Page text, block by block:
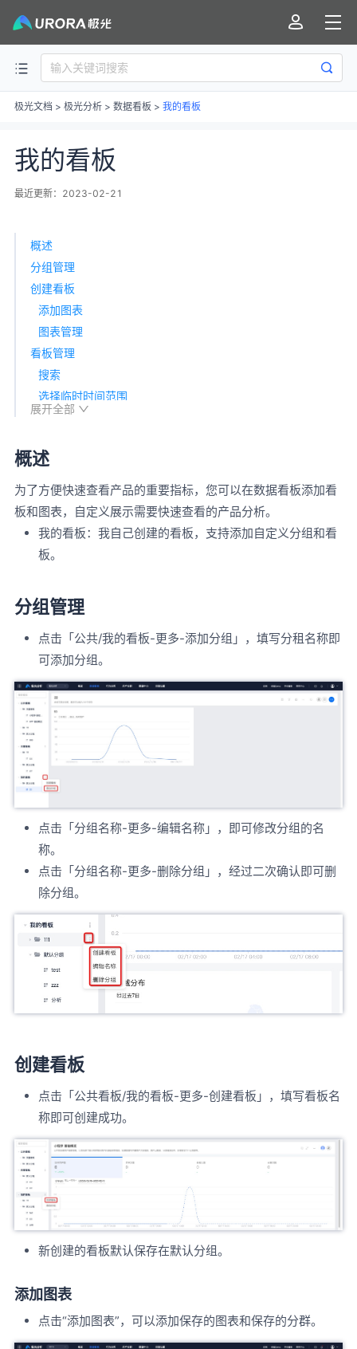
极光文档 > 极光分析 > 数据看板 > 我的看板
我的看板
最近更新：2023-02-21
概述
分组管理
创建看板
添加图表
图表管理
看板管理
搜索
选择临时时间范围
设置公共过滤条件
看板另存为
更多
强制刷新数据
添加文本
添加图表
展开全部
概述
为了方便快速查看产品的重要指标，您可以在数据看板添加看
板和图表，自定义展示需要快速查看的产品分析。
我的看板：我自己创建的看板，支持添加自定义分组和看
板。
分组管理
点击「公共/我的看板-更多-添加分组」，填写分租名称即
可添加分组。
点击「分组名称-更多-编辑名称」，即可修改分组的名
称。
点击「分组名称-更多-删除分组」，经过二次确认即可删
除分组。
创建看板
点击「公共看板/我的看板-更多-创建看板」，填写看板名
称即可创建成功。
新创建的看板默认保存在默认分组。
添加图表
点击“添加图表”，可以添加保存的图表和保存的分群。